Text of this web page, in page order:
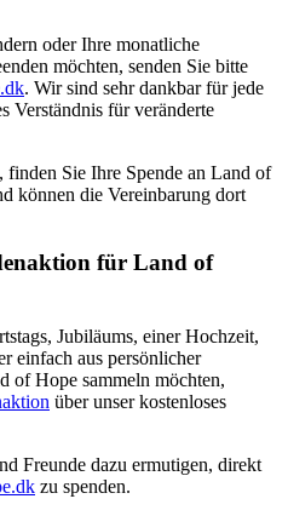
oder Ihre monatliche
möchten, senden Sie bitte
. Wir sind sehr dankbar für jede
Verständnis für veränderte
finden Sie Ihre Spende an Land of
können die Vereinbarung dort
für Land of
Jubiläums, einer Hochzeit,
einfach aus persönlicher
of Hope sammeln möchten,
über unser kostenloses
Freunde dazu ermutigen, direkt
zu spenden.